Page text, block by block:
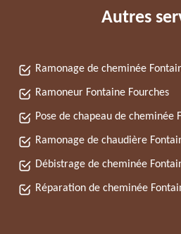
Autres
Ramonage de cheminée
Ramoneur Fontaine Fourches
Pose de chapeau de cheminée
Ramonage de chaudière
Débistrage de cheminée
Réparation de cheminée